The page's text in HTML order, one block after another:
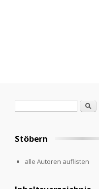
Search
Stöbern
alle Autoren auflisten